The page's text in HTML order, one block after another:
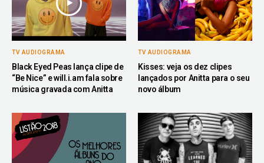
TV AUDIOGRAMA
Black Eyed Peas lança clipe de
“Be Nice” e will.i.am fala sobre
música gravada com Anitta
TV AUDIOGRAMA
Kisses: veja os dez clipes
lançados por Anitta para o seu
novo álbum